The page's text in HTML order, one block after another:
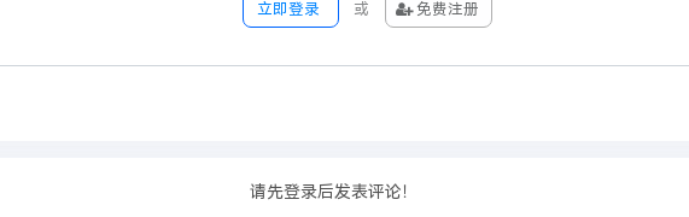
立即登录 或 免费注册
请先登录后发表评论！